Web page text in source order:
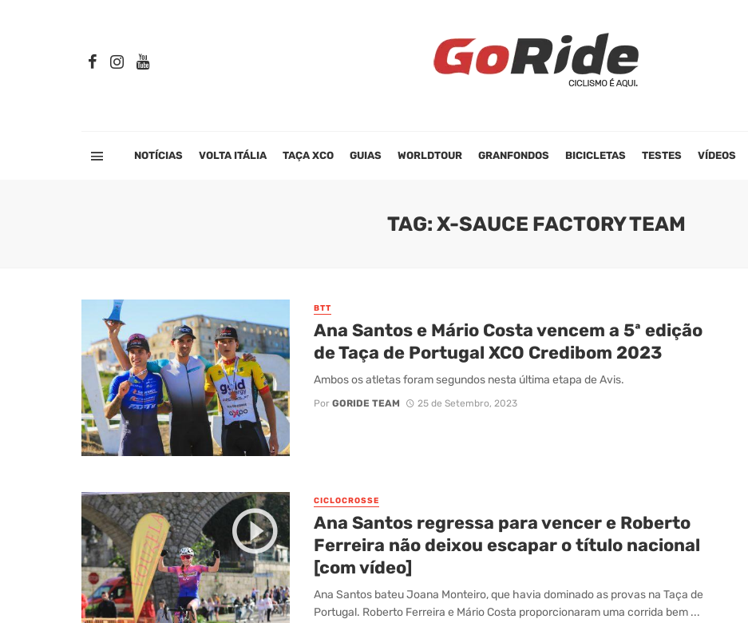
NOTÍCIAS VOLTA ITÁLIA TAÇA XCO GUIAS WORLDTOUR GRANFONDOS BICICLETAS TESTES VÍDEOS
TAG: X-SAUCE FACTORY TEAM
BTT
Ana Santos e Mário Costa vencem a 5ª edição
de Taça de Portugal XCO Credibom 2023
Ambos os atletas foram segundos nesta última etapa de Avis.
Por GORIDE TEAM 25 de Setembro, 2023
CICLOCROSSE
Ana Santos regressa para vencer e Roberto
Ferreira não deixou escapar o título nacional
[com vídeo]
Ana Santos bateu Joana Monteiro, que havia dominado as provas na Taça de
Portugal. Roberto Ferreira e Mário Costa proporcionaram uma corrida bem ...